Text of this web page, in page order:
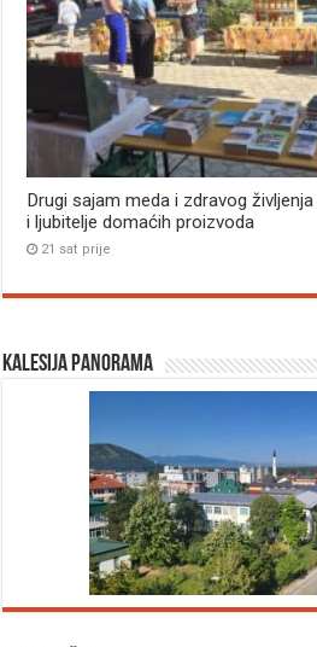
Drugi sajam meda i zdravog
i ljubitelje domaćih proizvoda
21 sat prije
Kalesija panorama